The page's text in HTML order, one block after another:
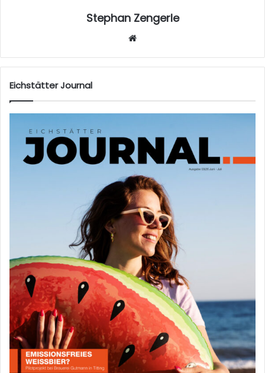
Stephan Zengerle
sei
Eichstätter Journal